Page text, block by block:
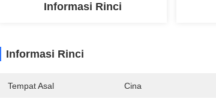
Informasi Rinci
Informasi Rinci
Tempat Asal Cina